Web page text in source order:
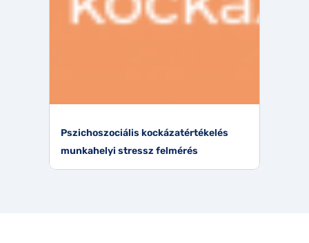
Pszichoszociális kockázatértékelés
munkahelyi stressz felmérés